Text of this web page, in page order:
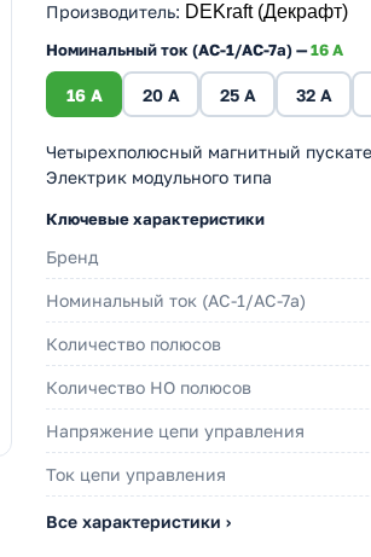
Производитель: DEKraft (Декрафт)
Номинальный ток (АС-1/AC-7a) —16 A
16 A 20 A 25 A 32 A
Четырехполюсный магнитный
Электрик модульного типа
Ключевые характеристики
Бренд
Номинальный ток (АС-1/AC-7a)
Количество полюсов
Количество НO полюсов
Напряжение цепи управления
Ток цепи управления
Все характеристики ›